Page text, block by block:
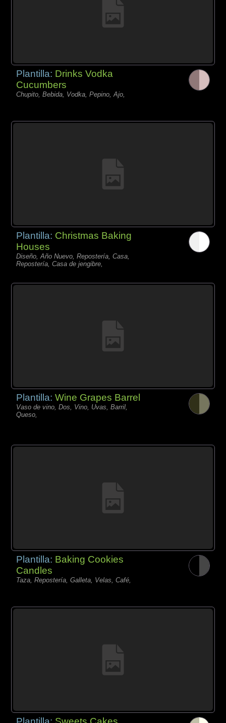
Plantilla: Drinks Vodka
Cucumbers
Chupito, Bebida, Vodka, Pepino, Ajo,
Plantilla: Christmas Baking
Houses
Diseño, Año Nuevo, Repostería, Casa,
Repostería, Casa de jengibre,
Plantilla:Wine Grapes Barrel
Vaso de vino, Dos, Vino, Uvas, Barril,
Queso,
Plantilla: Baking Cookies
Candles
Taza, Repostería, Galleta, Velas, Café,